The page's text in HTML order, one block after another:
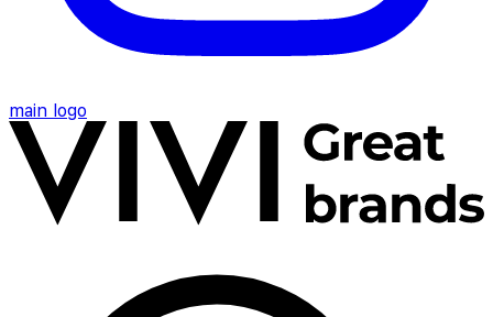
main logo